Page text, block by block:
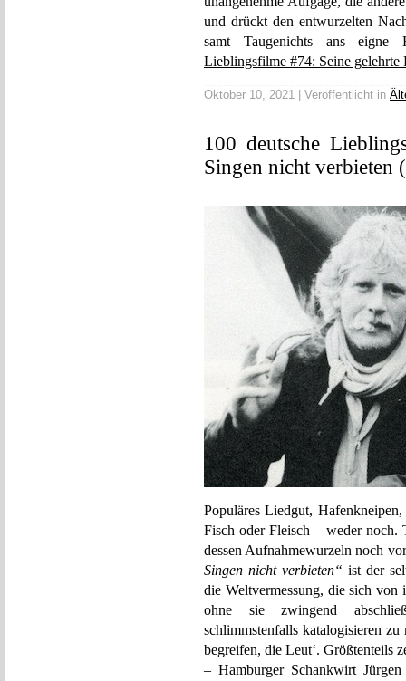
und drückt den entwurzelten
samt Taugenichts ans
Lieblingsfilme #74: Seine gelehrte
Oktober 10, 2021 | Veröffentlicht in
100 deutsche
Singen nicht verbieten
Populäres Liedgut,
Fisch oder Fleisch – weder noch.
dessen Aufnahmewurzeln noch
Singen nicht verbieten“ ist der
die Weltvermessung, die sich von
ohne sie zwingend
schlimmstenfalls katalogisieren
begreifen, die Leut‘. Größtenteils
– Hamburger Schankwirt